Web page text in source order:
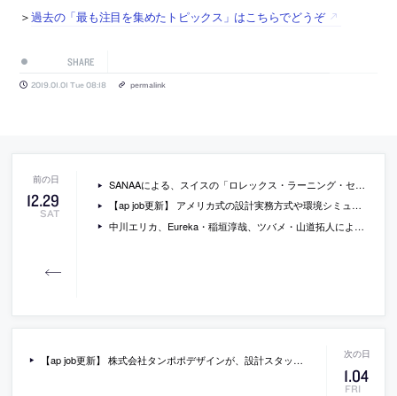
＞過去の「最も注目を集めたトピックス」はこちらでどうぞ
SHARE
2019.01.01 Tue 08:18 permalink
12.29
SAT
SANAAによる、スイスの「ロレックス・ラーニング・センター」のコンペ時のプレゼンの様子や主催者の当時を回顧するコメントも収録した動画（日本語字幕付）
【ap job更新】 アメリカ式の設計実務方式や環境シミュレーション等に取り組む「小笠原正豊建築設計事務所」が、建築設計スタッフ（正社員）を募集中
中川エリカ、Eureka・稲垣淳哉、ツバメ・山道拓人によるトークセッション「テクトニクスの現在形ーー新しい建築の風」の詳細な内容
1.04
FRI
【ap job更新】 株式会社タンポポデザインが、設計スタッフを募集中